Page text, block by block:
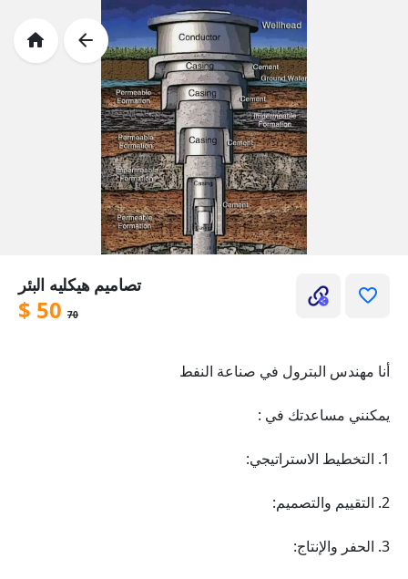
تصاميم هيكليه البئر
$ 50 70
أنا مهندس البترول في صناعة النفط
يمكنني مساعدتك في :
1. التخطيط الاستراتيجي:
2. التقييم والتصميم:
3. الحفر والإنتاج: